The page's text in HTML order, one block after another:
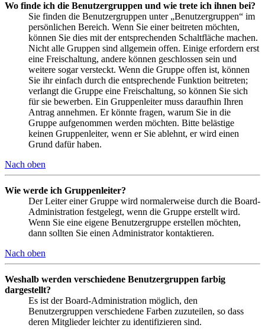
Wo finde ich die Benutzergruppen und wie trete ich ihnen bei?
Sie finden die Benutzergruppen unter „Benutzergruppen“ im
persönlichen Bereich. Wenn Sie einer beitreten möchten,
können Sie dies mit der entsprechenden Schaltfläche machen.
Nicht alle Gruppen sind allgemein offen. Einige erfordern erst
eine Freischaltung, andere können geschlossen sein und
weitere sogar versteckt. Wenn die Gruppe offen ist, können
Sie ihr einfach durch die entsprechende Funktion beitreten;
verlangt die Gruppe eine Freischaltung, so können Sie sich
für sie bewerben. Ein Gruppenleiter muss daraufhin Ihren
Antrag annehmen. Er könnte fragen, warum Sie in die
Gruppe aufgenommen werden möchten. Bitte belästige
keinen Gruppenleiter, wenn er Sie ablehnt, er wird einen
Grund dafür haben.
Nach oben
Wie werde ich Gruppenleiter?
Der Leiter einer Gruppe wird normalerweise durch die Board-
Administration festgelegt, wenn die Gruppe erstellt wird.
Wenn Sie eine eigene Benutzergruppe erstellen möchten,
dann sollten Sie einen Administrator kontaktieren.
Nach oben
Weshalb werden verschiedene Benutzergruppen farbig
dargestellt?
Es ist der Board-Administration möglich, den
Benutzergruppen verschiedene Farben zuzuteilen, so dass
deren Mitglieder leichter zu identifizieren sind.